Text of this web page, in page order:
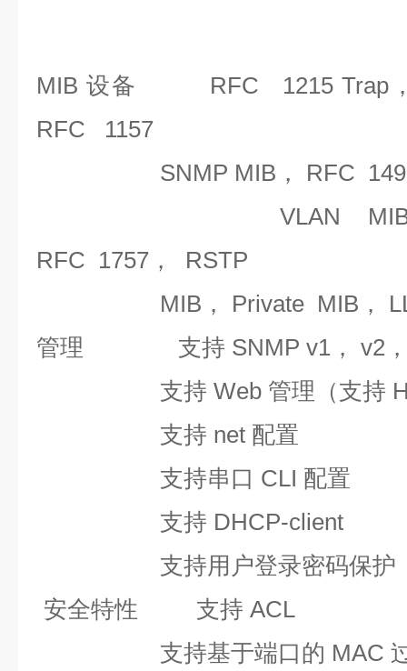
MIB 设备
RFC 1215 Trap
RFC 1157
SNMP MIB， RFC
VLAN
RFC 1757， RSTP
MIB， Private MIB，
管理
支持 SNMP v1， v2
支持 Web 管理（支持
支持 net 配置
支持串口 CLI 配置
支持 DHCP-client
支持用户登录密码保护
安全特性
支持 ACL
支持基于端口的 MAC